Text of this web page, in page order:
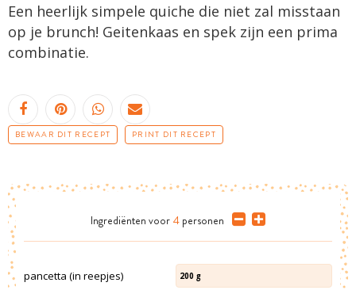
Een heerlijk simpele quiche die niet zal misstaan
op je brunch! Geitenkaas en spek zijn een prima
combinatie.
BEWAAR DIT RECEPT PRINT DIT RECEPT
Ingrediënten voor 4 personen
pancetta (in reepjes) 200 g